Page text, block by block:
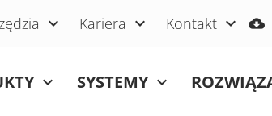
Kariera Kontakt
SYSTEMY